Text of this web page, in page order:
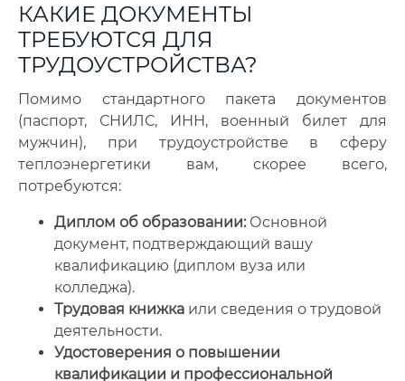
КАКИЕ ДОКУМЕНТЫ
ТРЕБУЮТСЯ ДЛЯ
ТРУДОУСТРОЙСТВА?
Помимо стандартного пакета документов
(паспорт, СНИЛС, ИНН, военный билет для
мужчин), при трудоустройстве в сферу
теплоэнергетики вам, скорее всего,
потребуются:
Диплом об образовании:Основной
документ, подтверждающий вашу
квалификацию (диплом вуза или
колледжа).
Трудовая книжка или сведения о трудовой
деятельности.
Удостоверения о повышении
квалификации и профессиональной